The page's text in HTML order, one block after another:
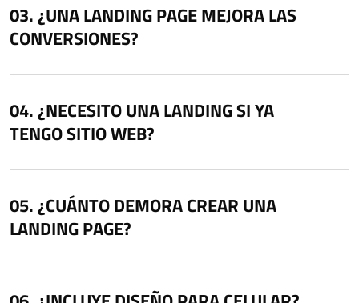
¿UNA LANDING PAGE MEJORA LAS
CONVERSIONES?
¿NECESITO UNA LANDING SI YA
TENGO SITIO WEB?
¿CUÁNTO DEMORA CREAR UNA
LANDING PAGE?